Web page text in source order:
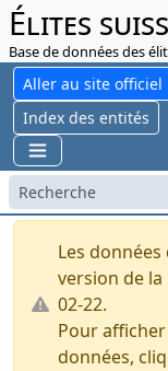
Élites
Base de données des
Aller au site officiel
Index des entités
Les
version de la
02-22.
Pour
données,